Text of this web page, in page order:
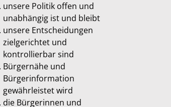
unsere Politik offen und
unabhängig ist und bleibt
unsere Entscheidungen
zielgerichtet und
kontrollierbar sind
Bürgernähe und
Bürgerinformation
gewährleistet wird
die Bürgerinnen und